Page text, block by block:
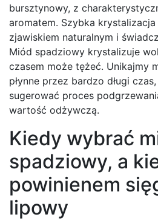
bursztynowy, z
aromatem. Szybka
zjawiskiem naturalnym i
Miód spadziowy krystalizuje
czasem może tężeć. Unikajmy
płynne przez bardzo długi
sugerować proces
wartość odżywczą.
Kiedy wybrać
spadziowy, a
powinienem
lipowy